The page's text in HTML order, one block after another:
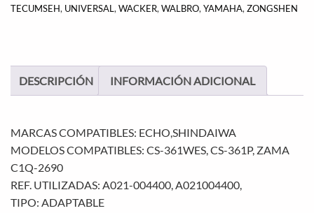
TECUMSEH, UNIVERSAL, WACKER, WALBRO, YAMAHA, ZONGSHEN
DESCRIPCIÓN INFORMACIÓN ADICIONAL
MARCAS COMPATIBLES: ECHO,SHINDAIWA
MODELOS COMPATIBLES: CS-361WES, CS-361P, ZAMA
C1Q-2690
REF. UTILIZADAS: A021-004400, A021004400,
TIPO: ADAPTABLE